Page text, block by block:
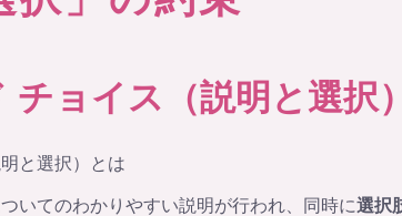
ョイス（説明と選択）
と選択）とは
いてのわかりやすい説明が行われ、同時に選択